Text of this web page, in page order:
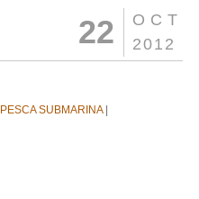
OCT
2012
22
PESCA SUBMARINA|